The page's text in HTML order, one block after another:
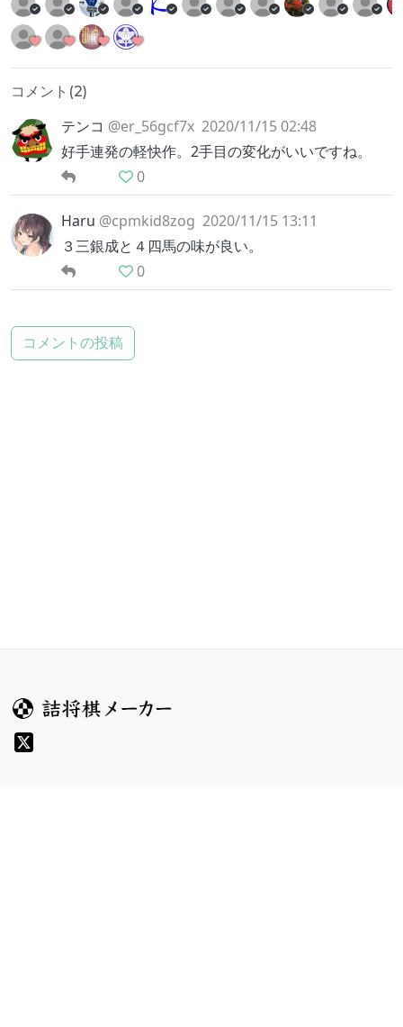
コメント(2)
テンコ @er_56gcf7x 2020/11/15 02:48
好手連発の軽快作。2手目の変化がいいですね。
0
Haru @cpmkid8zog 2020/11/15 13:11
３三銀成と４四馬の味が良い。
0
コメントの投稿